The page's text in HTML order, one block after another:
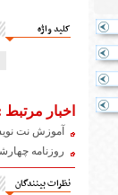
کلید واژه
اخبار مرتبط
آموزش نت
روزنامه چهارشنبه 22
نظرات بینندگان